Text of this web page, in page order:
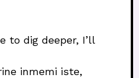
to dig deeper, I’ll
inmemi iste,